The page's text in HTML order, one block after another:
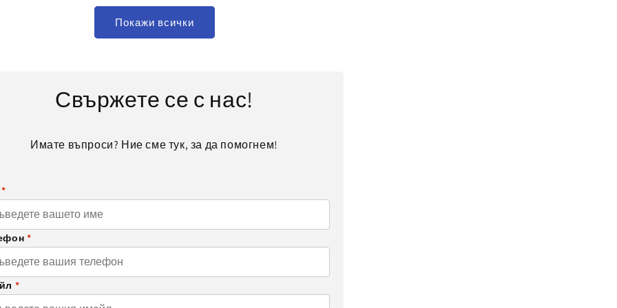
Покажи всички
Свържете се с нас!
Имате въпроси? Ние сме тук, за да помогнем!
*
*
*